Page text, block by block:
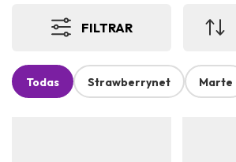
FILTRAR
Todas Strawberrynet Marte